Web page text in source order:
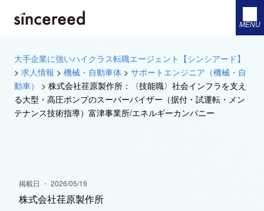
MENU
大手企業に強いハイクラス転職エージェント【シンシアード】
> 求人情報 > 機械・自動車体 > サポートエンジニア（機械・自
動車）
> 株式会社荏原製作所：〈技能職〉社会インフラを支え
る大型・高圧ポンプのスーパーバイザー（据付・試運転・メン
テナンス技術指導）富津事業所/エネルギーカンパニー
掲載日 ・ 2026/05/19
株式会社荏原製作所